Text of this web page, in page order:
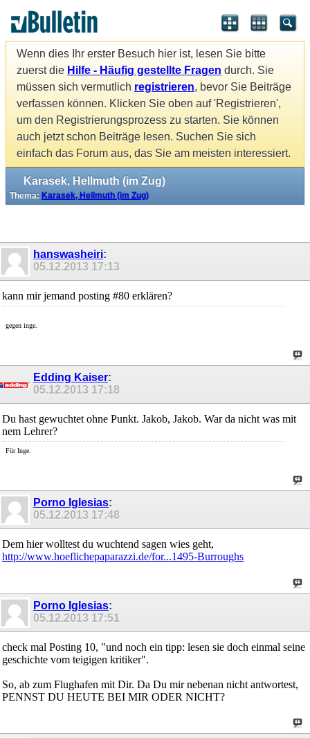
Wenn dies Ihr erster Besuch hier ist, lesen Sie bitte
zuerst die Hilfe - Häufig gestellte Fragen durch. Sie
müssen sich vermutlich registrieren, bevor Sie Beiträge
verfassen können. Klicken Sie oben auf 'Registrieren',
um den Registrierungsprozess zu starten. Sie können
auch jetzt schon Beiträge lesen. Suchen Sie sich
einfach das Forum aus, das Sie am meisten interessiert.
Karasek, Hellmuth (im Zug)
Thema: Karasek, Hellmuth (im Zug)
hanswasheiri:
05.12.2013 17:13
kann mir jemand posting #80 erklären?
gegen inge.
Edding Kaiser:
05.12.2013 17:18
Du hast gewuchtet ohne Punkt. Jakob, Jakob. War da nicht was mit
nem Lehrer?
Für Inge.
Porno Iglesias:
05.12.2013 17:48
Dem hier wolltest du wuchtend sagen wies geht,
http://www.hoeflichepaparazzi.de/for...1495-Burroughs
Porno Iglesias:
05.12.2013 17:51
check mal Posting 10, "und noch ein tipp: lesen sie doch einmal seine
geschichte vom teigigen kritiker".
So, ab zum Flughafen mit Dir. Da Du mir nebenan nicht antwortest,
PENNST DU HEUTE BEI MIR ODER NICHT?